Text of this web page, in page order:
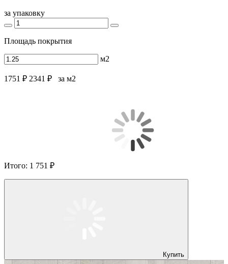
за упаковку
Площадь покрытия
м2
1751 ₽ 2341 ₽ за м2
Итого: 1 751 ₽
Купить